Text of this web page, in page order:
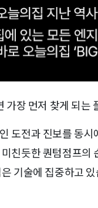
가장 먼저 찾게 되는
도전과 진보를 동
친듯한 퀀텀점프의
기술에 집중하고